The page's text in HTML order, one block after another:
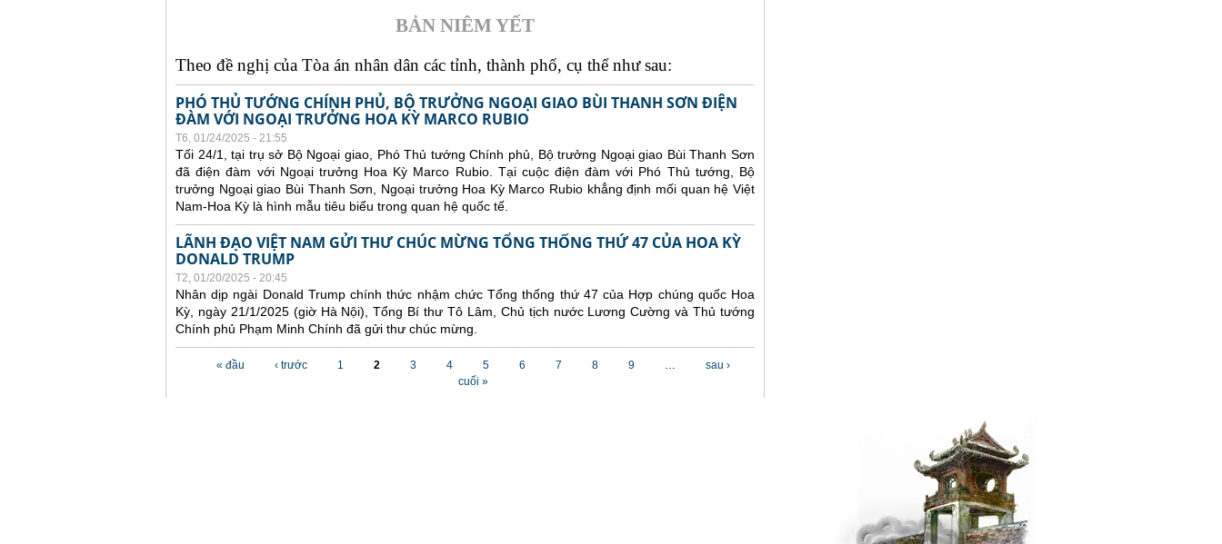
BẢN NIÊM YẾT
Theo đề nghị của Tòa án nhân dân các tỉnh, thành phố, cụ thể như sau:
PHÓ THỦ TƯỚNG CHÍNH PHỦ, BỘ TRƯỞNG NGOẠI GIAO BÙI THANH SƠN ĐIỆN
ĐÀM VỚI NGOẠI TRƯỞNG HOA KỲ MARCO RUBIO
T6, 01/24/2025 - 21:55
Tối 24/1, tại trụ sở Bộ Ngoại giao, Phó Thủ tướng Chính phủ, Bộ trưởng Ngoại giao Bùi Thanh Sơn
đã điện đàm với Ngoại trưởng Hoa Kỳ Marco Rubio. Tại cuộc điện đàm với Phó Thủ tướng, Bộ
trưởng Ngoại giao Bùi Thanh Sơn, Ngoại trưởng Hoa Kỳ Marco Rubio khẳng định mối quan hệ Việt
Nam-Hoa Kỳ là hình mẫu tiêu biểu trong quan hệ quốc tế.
LÃNH ĐẠO VIỆT NAM GỬI THƯ CHÚC MỪNG TỔNG THỐNG THỨ 47 CỦA HOA KỲ
DONALD TRUMP
T2, 01/20/2025 - 20:45
Nhân dịp ngài Donald Trump chính thức nhậm chức Tổng thống thứ 47 của Hợp chúng quốc Hoa
Kỳ, ngày 21/1/2025 (giờ Hà Nội), Tổng Bí thư Tô Lâm, Chủ tịch nước Lương Cường và Thủ tướng
Chính phủ Phạm Minh Chính đã gửi thư chúc mừng.
« đầu ‹ trước 1 2 3 4 5 6 7 8 9 …
sau ›
cuối »